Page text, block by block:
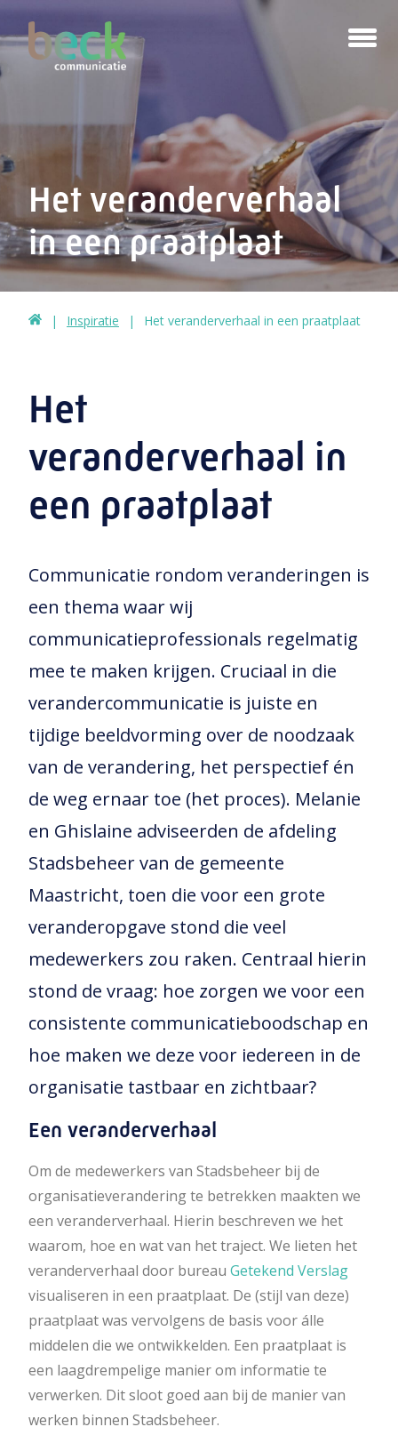
Het veranderverhaal
in een praatplaat
Inspiratie Het veranderverhaal in een praatplaat
Het
veranderverhaal in
een praatplaat
Communicatie rondom veranderingen is
een thema waar wij
communicatieprofessionals regelmatig
mee te maken krijgen. Cruciaal in die
verandercommunicatie is juiste en
tijdige beeldvorming over de noodzaak
van de verandering, het perspectief én
de weg ernaar toe (het proces). Melanie
en Ghislaine adviseerden de afdeling
Stadsbeheer van de gemeente
Maastricht, toen die voor een grote
veranderopgave stond die veel
medewerkers zou raken. Centraal hierin
stond de vraag: hoe zorgen we voor een
consistente communicatieboodschap en
hoe maken we deze voor iedereen in de
organisatie tastbaar en zichtbaar?
Een veranderverhaal
Om de medewerkers van Stadsbeheer bij de
organisatieverandering te betrekken maakten we
een veranderverhaal. Hierin beschreven we het
waarom, hoe en wat van het traject. We lieten het
veranderverhaal door bureau Getekend Verslag
visualiseren in een praatplaat. De (stijl van deze)
praatplaat was vervolgens de basis voor álle
middelen die we ontwikkelden. Een praatplaat is
een laagdrempelige manier om informatie te
verwerken. Dit sloot goed aan bij de manier van
werken binnen Stadsbeheer.